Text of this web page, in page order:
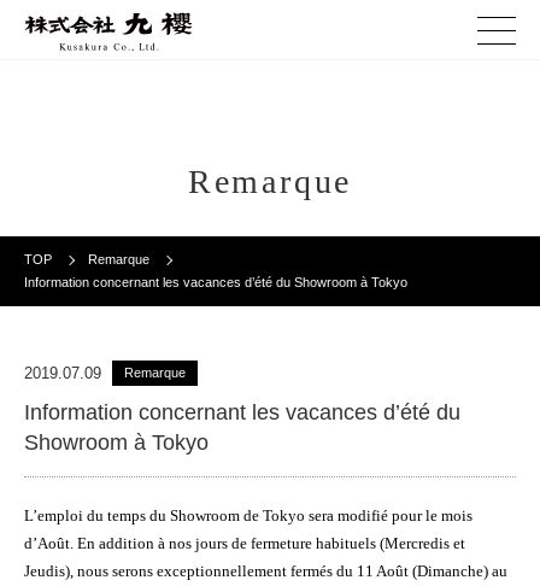
Remarque
TOP
Remarque
Information concernant les vacances d’été du Showroom à Tokyo
2019.07.09 Remarque
Information concernant les vacances d’été du
Showroom à Tokyo
L’emploi du temps du Showroom de Tokyo sera modifié pour le mois
d’Août. En addition à nos jours de fermeture habituels (Mercredis et
Jeudis), nous serons exceptionnellement fermés du 11 Août (Dimanche) au